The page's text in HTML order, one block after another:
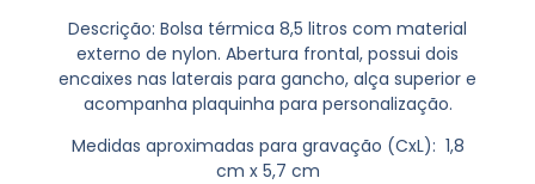
Descrição: Bolsa térmica 8,5 litros com material
externo de nylon. Abertura frontal, possui dois
encaixes nas laterais para gancho, alça superior e
acompanha plaquinha para personalização.
Medidas aproximadas para gravação (CxL): 1,8
cm x 5,7 cm